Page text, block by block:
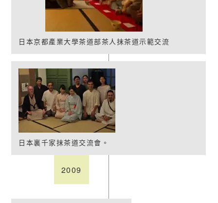
日本京都產業大學茶道部茶人抹茶道示範交流
日本裏千家抹茶道交流會。
2009